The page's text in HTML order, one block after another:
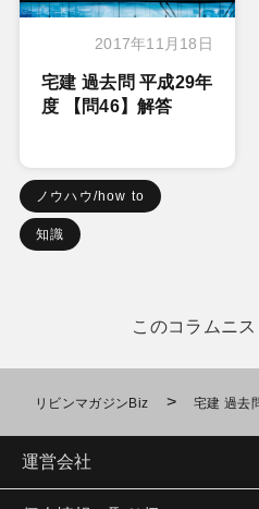
2017年11月18日
宅建 過去問 平成29年
度 【問46】解答
ノウハウ/how to
知識
このコラムニ
リビンマガジンBiz > 宅建 過去
運営会社